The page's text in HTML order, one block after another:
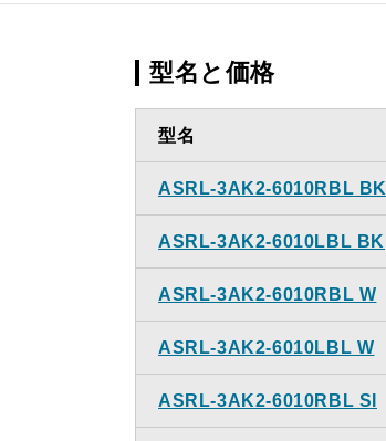
型名と価格
型名
ASRL-3AK2-6010RBL BK
ASRL-3AK2-6010LBL BK
ASRL-3AK2-6010RBL W
ASRL-3AK2-6010LBL W
ASRL-3AK2-6010RBL SI